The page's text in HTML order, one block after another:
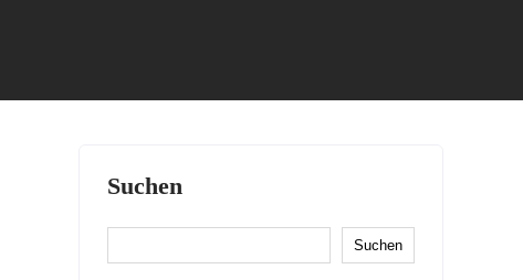
Suchen
Suchen